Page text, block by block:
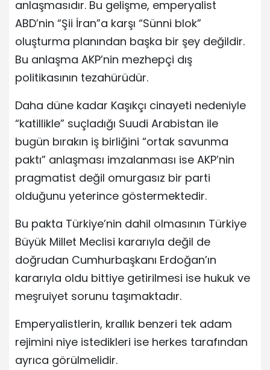
anlaşmasıdır. Bu gelişme, emperyalist
ABD’nin “Şii İran”a karşı “Sünni blok”
oluşturma planından başka bir şey değildir.
Bu anlaşma AKP’nin mezhepçi dış
politikasının tezahürüdür.
Daha düne kadar Kaşıkçı cinayeti nedeniyle
“katillikle” suçladığı Suudi Arabistan ile
bugün bırakın iş birliğini “ortak savunma
paktı” anlaşması imzalanması ise AKP’nin
pragmatist değil omurgasız bir parti
olduğunu yeterince göstermektedir.
Bu pakta Türkiye’nin dahil olmasının Türkiye
Büyük Millet Meclisi kararıyla değil de
doğrudan Cumhurbaşkanı Erdoğan’ın
kararıyla oldu bittiye getirilmesi ise hukuk ve
meşruiyet sorunu taşımaktadır.
Emperyalistlerin, krallık benzeri tek adam
rejimini niye istedikleri ise herkes tarafından
ayrıca görülmelidir.